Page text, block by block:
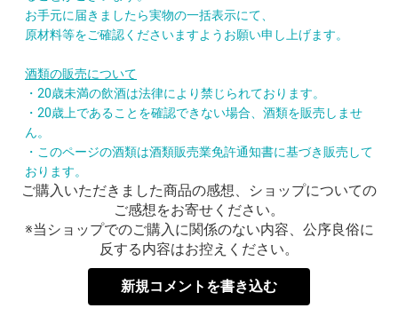
お手元に届きましたら実物の一括表示にて、
原材料等をご確認くださいますようお願い申し上げます。
酒類の販売について
・20歳未満の飲酒は法律により禁じられております。
・20歳上であることを確認できない場合、酒類を販売しませ
ん。
・このページの酒類は酒類販売業免許通知書に基づき販売して
おります。
ご購入いただきました商品の感想、ショップについての
ご感想をお寄せください。
※当ショップでのご購入に関係のない内容、公序良俗に
反する内容はお控えください。
新規コメントを書き込む